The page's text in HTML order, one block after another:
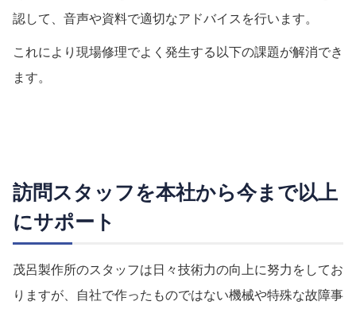
認して、音声や資料で適切なアドバイスを行います。
これにより現場修理でよく発生する以下の課題が解消でき
ます。
訪問スタッフを本社から今まで以上
にサポート
茂呂製作所のスタッフは日々技術力の向上に努力をしてお
りますが、自社で作ったものではない機械や特殊な故障事